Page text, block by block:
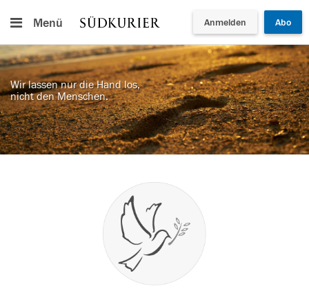
Menü Anmelden Abo
Wir lassen nur die Hand los,
nicht den Menschen.